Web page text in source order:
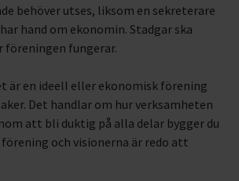
behöver utses, liksom en sekreterare
hand om ekonomin. Stadgar ska
föreningen fungerar.
är en ideell eller ekonomisk förening
Det handlar om hur verksamheten
att bli duktig på alla delar bygger du
och visionerna är redo att